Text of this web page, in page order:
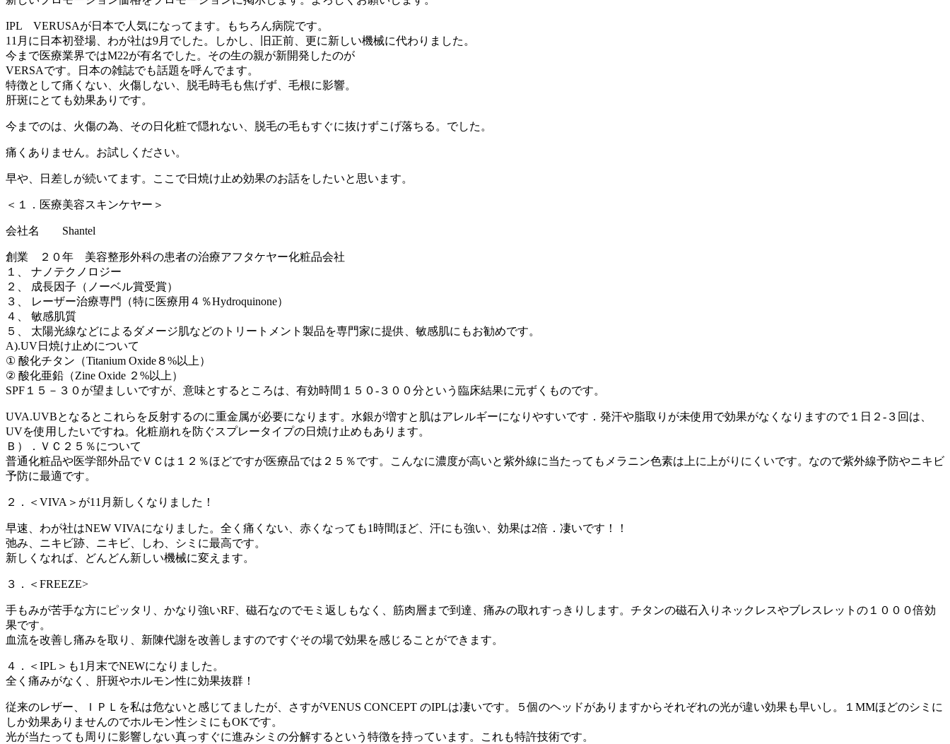
IPL VERUSAが日本で人気になってます。もちろん病院です。
11月に日本初登場、わが社は9月でした。しかし、旧正前、更に新しい機械に代わりました。
今まで医療業界ではM22が有名でした。その生の親が新開発したのが
VERSAです。日本の雑誌でも話題を呼んでます。
特徴として痛くない、火傷しない、脱毛時毛も焦げず、毛根に影響。
肝斑にとても効果ありです。
今までのは、火傷の為、その日化粧で隠れない、脱毛の毛もすぐに抜けずこげ落ちる。でした。
痛くありません。お試しください。
早や、日差しが続いてます。ここで日焼け止め効果のお話をしたいと思います。
＜１．医療美容スキンケヤー＞
会社名 Shantel
創業 ２０年 美容整形外科の患者の治療アフタケヤー化粧品会社
１、 ナノテクノロジー
２、 成長因子（ノーベル賞受賞）
３、 レーザー治療専門（特に医療用４％Hydroquinone）
４、 敏感肌質
５、 太陽光線などによるダメージ肌などのトリートメント製品を専門家に提供、敏感肌にもお勧めです。
A).UV日焼け止めについて
① 酸化チタン（Titanium Oxide８%以上）
② 酸化亜鉛（Zine Oxide ２%以上）
SPF１５－３０が望ましいですが、意味とするところは、有効時間１５０-３００分という臨床結果に元ずくものです。
UVA.UVBとなるとこれらを反射するのに重金属が必要になります。水銀が増すと肌はアレルギーになりやすいです．発汗や脂取りが未使用で効果がなくなりますので１日２-３回は、
UVを使用したいですね。化粧崩れを防ぐスプレータイプの日焼け止めもあります。
Ｂ）．ＶＣ２５％について
普通化粧品や医学部外品でＶＣは１２％ほどですが医療品では２５％です。こんなに濃度が高いと紫外線に当たってもメラニン色素は上に上がりにくいです。なので紫外線予防やニキビ
予防に最適です。
２．＜VIVA＞が11月新しくなりました！
早速、わが社はNEW VIVAになりました。全く痛くない、赤くなっても1時間ほど、汗にも強い、効果は2倍．凄いです！！
弛み、ニキビ跡、ニキビ、しわ、シミに最高です。
新しくなれば、どんどん新しい機械に変えます。
３．＜FREEZE>
手もみが苦手な方にピッタリ、かなり強いRF、磁石なのでモミ返しもなく、筋肉層まで到達、痛みの取れすっきりします。チタンの磁石入りネックレスやブレスレットの１０００倍効
果です。
血流を改善し痛みを取り、新陳代謝を改善しますのですぐその場で効果を感じることができます。
４．＜IPL＞も1月末でNEWになりました。
全く痛みがなく、肝斑やホルモン性に効果抜群！
従来のレザー、ＩＰＬを私は危ないと感じてましたが、さすがVENUS CONCEPT のIPLは凄いです。５個のヘッドがありますからそれぞれの光が違い効果も早いし。１MMほどのシミに
しか効果ありませんのでホルモン性シミにもOKです。
光が当たっても周りに影響しない真っすぐに進みシミの分解するという特徴を持っています。これも特許技術です。